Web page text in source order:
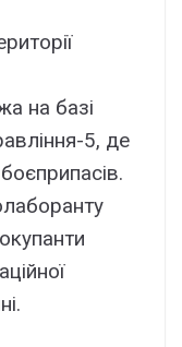
на базі
5, де